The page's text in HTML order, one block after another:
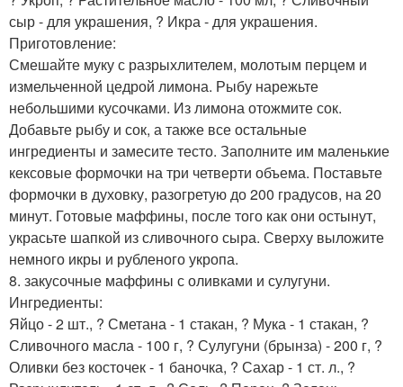
сыр - для украшения, ? Икра - для украшения.
Приготовление:
Смешайте муку с разрыхлителем, молотым перцем и
измельченной цедрой лимона. Рыбу нарежьте
небольшими кусочками. Из лимона отожмите сок.
Добавьте рыбу и сок, а также все остальные
ингредиенты и замесите тесто. Заполните им маленькие
кексовые формочки на три четверти объема. Поставьте
формочки в духовку, разогретую до 200 градусов, на 20
минут. Готовые маффины, после того как они остынут,
украсьте шапкой из сливочного сыра. Сверху выложите
немного икры и рубленого укропа.
8. закусочные маффины с оливками и сулугуни.
Ингредиенты:
Яйцо - 2 шт., ? Сметана - 1 стакан, ? Мука - 1 стакан, ?
Сливочного масла - 100 г, ? Сулугуни (брынза) - 200 г, ?
Оливки без косточек - 1 баночка, ? Сахар - 1 ст. л., ?